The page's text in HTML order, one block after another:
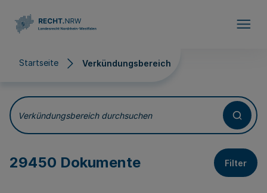
Startseite Verkündungsbereich
Verkündungsbereich
Verkündungsbereich durchsuchen
29450 Dokumente Filter